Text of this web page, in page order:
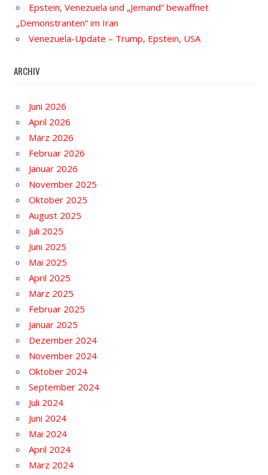
Epstein, Venezuela und „Jemand“ bewaffnet
„Demonstranten“ im Iran
Venezuela-Update – Trump, Epstein, USA
ARCHIV
Juni 2026
April 2026
März 2026
Februar 2026
Januar 2026
November 2025
Oktober 2025
August 2025
Juli 2025
Juni 2025
Mai 2025
April 2025
März 2025
Februar 2025
Januar 2025
Dezember 2024
November 2024
Oktober 2024
September 2024
Juli 2024
Juni 2024
Mai 2024
April 2024
März 2024